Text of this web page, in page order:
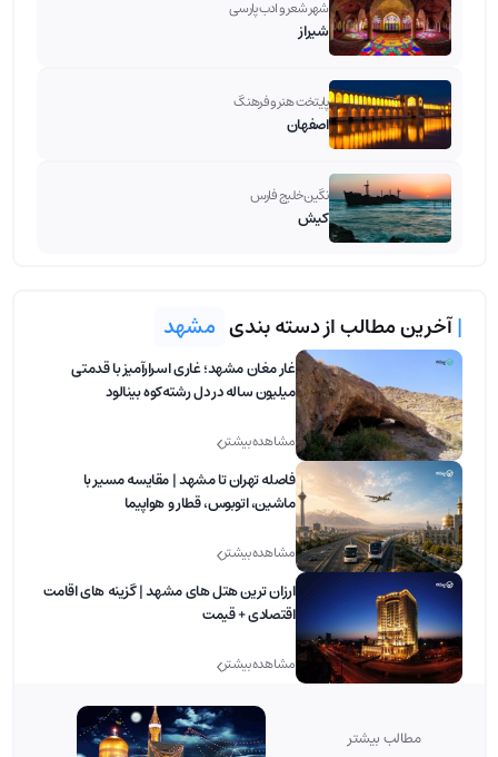
شهر شعر و ادب پارسی
شیراز
پایتخت هنر و فرهنگ
اصفهان
نگین خلیج فارس
کیش
|آخرین مطالب از دسته بندی مشهد
غار مغان مشهد؛ غاری اسرارآمیز با قدمتی
میلیون ساله در دل رشته‌کوه بینالود
مشاهده بیشتر
فاصله تهران تا مشهد | مقایسه مسیر با
ماشین، اتوبوس، قطار و هواپیما
مشاهده بیشتر
ارزان ترین هتل های مشهد | گزینه های اقامت
اقتصادی + قیمت
مشاهده بیشتر
مطالب بیشتر